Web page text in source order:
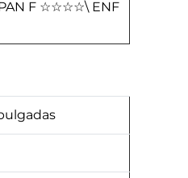
F ☆☆☆☆\ ENF